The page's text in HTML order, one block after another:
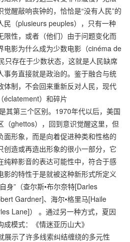
醒敲响丧钟的，恰恰是“没有人民”的
民（plusieurs peuples），只有一种
限性，或者（他们）由于问题变化而
电影为什么成为少数电影（cinéma de
只存在于少数状态，这就是人民缺席
事务直接就是政治的。鉴于融合与统
体制，不会回来重新反对人民，现代
éclatement）和碎片
其第三个区别。1970年代以后，美国
（ghettos），回到意识觉醒这里，但
面形象，而是向着促进种类和性格的
创造或再造出形象的很小一部分，它
纯粹影音的表达可能性中，符合于感
的特性于是就被这种新形式所定义
身”（查尔斯•布尔奈特[Darles
Gardner]、海尔•格里马[Haile
Lane]） 。通过另一种方式，夏因
模式：《情迷亚历山大》
展示了许多线索纠结缠绕的多元性